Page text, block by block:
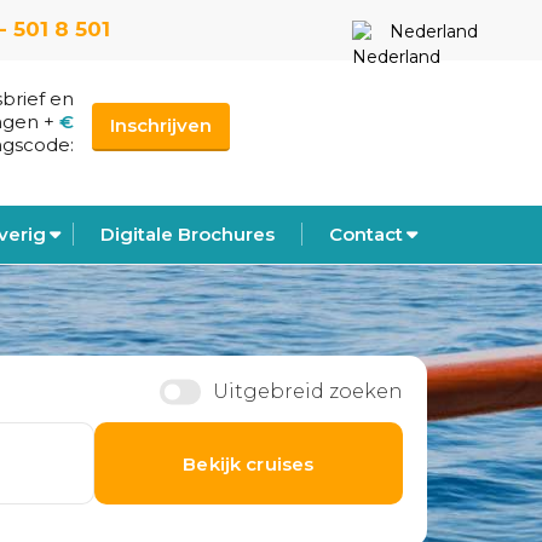
501 8 501 Nederland
en
+ €
Inschrijven
Digitale Brochures Contact